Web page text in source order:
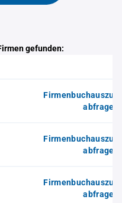
gefunden:
Firmenbuchauszug
abfragen
Firmenbuchauszug
abfragen
Firmenbuchauszug
abfragen